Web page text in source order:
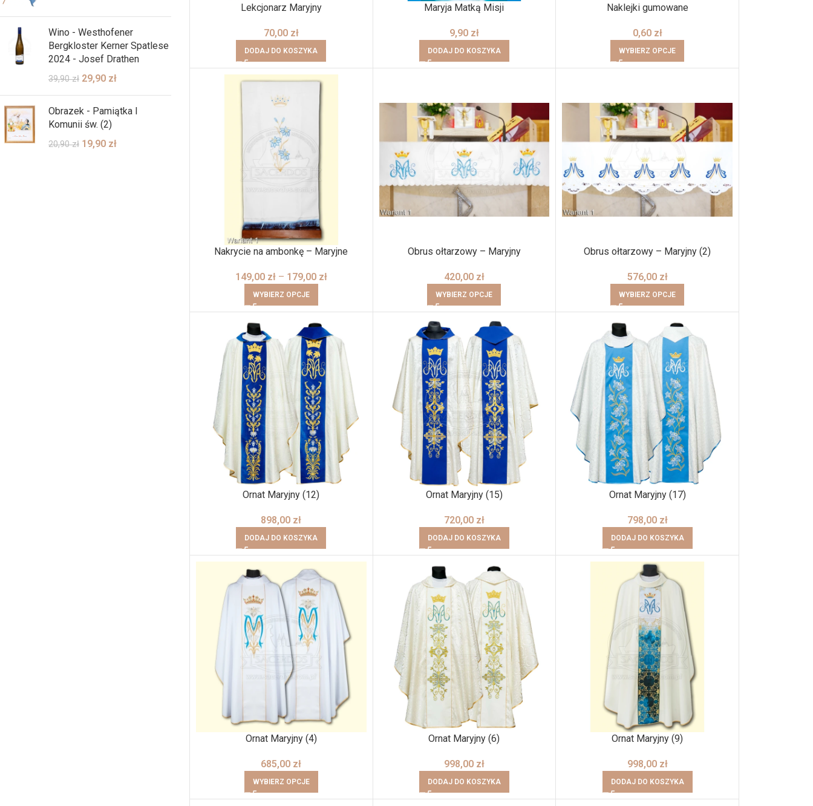
Wino - Westhofener
Bergkloster Kerner Spatlese
2024 - Josef Drathen
39,90zł 29,90 zł
Obrazek - Pamiątka I
Komunii św. (2)
20,90zł 19,90 zł
Lekcjonarz Maryjny
70,00 zł
DODAJ DO KOSZYKA
Maryja Matką Misji
9,90 zł
DODAJ DO KOSZYKA
Naklejki gumowane
0,60 zł
WYBIERZ OPCJE
Nakrycie na ambonkę – Maryjne
149,00 zł – 179,00 zł
WYBIERZ OPCJE
Obrus ołtarzowy – Maryjny
420,00 zł
WYBIERZ OPCJE
Obrus ołtarzowy – Maryjny (2)
576,00 zł
WYBIERZ OPCJE
Ornat Maryjny (12)
898,00 zł
DODAJ DO KOSZYKA
Ornat Maryjny (15)
720,00 zł
DODAJ DO KOSZYKA
Ornat Maryjny (17)
798,00 zł
DODAJ DO KOSZYKA
Ornat Maryjny (4)
685,00 zł
WYBIERZ OPCJE
Ornat Maryjny (6)
998,00 zł
DODAJ DO KOSZYKA
Ornat Maryjny (9)
998,00 zł
DODAJ DO KOSZYKA